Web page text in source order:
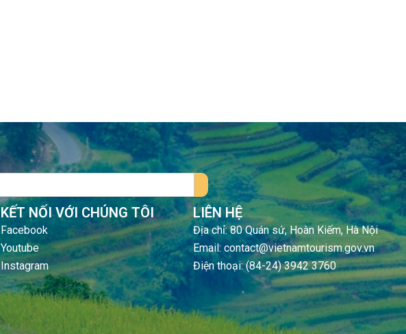
KẾT NỐI VỚI CHÚNG TÔI
Facebook
Youtube
Instagram
LIÊN HỆ
Địa chỉ: 80 Quán sứ, Hoàn Kiếm, Hà Nội
Email: contact@vietnamtourism.gov.vn
Điện thoại: (84-24) 3942 3760